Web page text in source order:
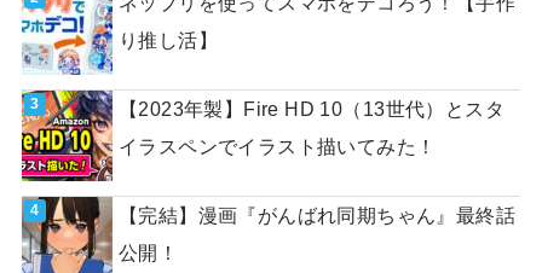
り推し活】
【2023年製】Fire HD 10（13世代）とスタ
イラスペンでイラスト描いてみた！
【完結】漫画『がんばれ同期ちゃん』最終話
公開！